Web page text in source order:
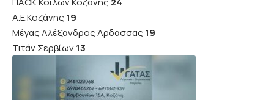
Α.Ε.Κοζάνης 19
Μέγας Αλέξανδρος Άρδασσας 19
Τιτάν Σερβίων13